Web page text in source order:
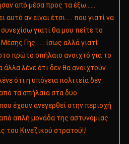
από μέσα προς τα έξω……
αυτό αν είναι έτσι….. που γιατί να
γιατί θα μου πείτε το
Γης…… ίσως αλλά γιατί
πρώτο σπήλαιο ανοιχτό για το
άλλα λένε ότι δεν θα ανοιχτούν
ότι η υπόγεια πολιτεία δεν
τα σπήλαια στα δυο
έχουν ανεγερθεί στην περιοχή
απλή μονάδα της αστυνομίας
του Κινεζικού στρατού!;!